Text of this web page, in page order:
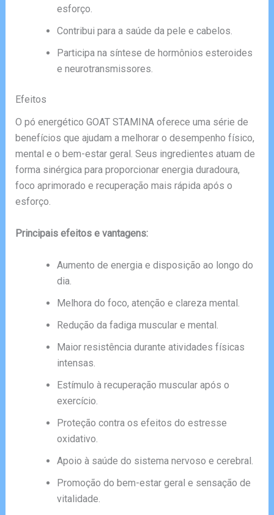
esforço.
Contribui para a saúde da pele e cabelos.
Participa na síntese de hormônios esteroides
e neurotransmissores.
Efeitos
O pó energético GOAT STAMINA oferece uma série de
benefícios que ajudam a melhorar o desempenho físico,
mental e o bem-estar geral. Seus ingredientes atuam de
forma sinérgica para proporcionar energia duradoura,
foco aprimorado e recuperação mais rápida após o
esforço.
Principais efeitos e vantagens:
Aumento de energia e disposição ao longo do
dia.
Melhora do foco, atenção e clareza mental.
Redução da fadiga muscular e mental.
Maior resistência durante atividades físicas
intensas.
Estímulo à recuperação muscular após o
exercício.
Proteção contra os efeitos do estresse
oxidativo.
Apoio à saúde do sistema nervoso e cerebral.
Promoção do bem-estar geral e sensação de
vitalidade.